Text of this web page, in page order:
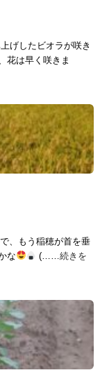
したビオラが咲き
花は早く咲きま
もう稲穂が首を垂
な (……続きを